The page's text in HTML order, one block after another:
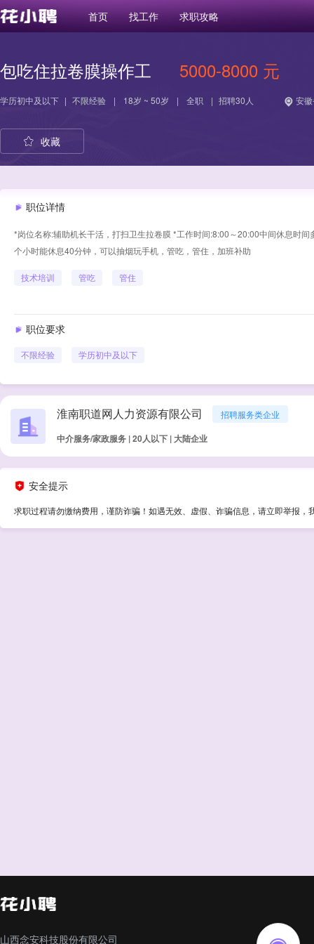
首页 找工作 求职攻略
包吃住拉卷膜操作工 5000-8000 元
学历初中及以下 | 不限经验 | 18岁 ~ 50岁 | 全职 | 招聘30人 安徽
收藏
职位详情
*岗位名称:辅助机长干活，打扫卫生拉卷膜 *工作时间:8:00～20:00中间休息时
个小时能休息40分钟，可以抽烟玩手机，管吃，管住，加班补助
技术培训 管吃 管住
职位要求
不限经验 学历初中及以下
淮南职道网人力资源有限公司 招聘服务类企业
中介服务/家政服务 | 20人以下 | 大陆企业
安全提示
求职过程请勿缴纳费用，谨防诈骗！如遇无效、虚假、诈骗信息，请立即举报，
山西念安科技股份有限公司